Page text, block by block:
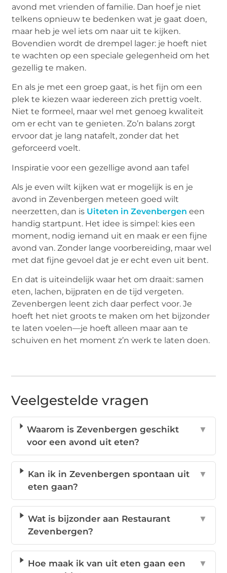
avond met vrienden of familie. Dan hoef je niet
telkens opnieuw te bedenken wat je gaat doen,
maar heb je wel iets om naar uit te kijken.
Bovendien wordt de drempel lager: je hoeft niet
te wachten op een speciale gelegenheid om het
gezellig te maken.
En als je met een groep gaat, is het fijn om een
plek te kiezen waar iedereen zich prettig voelt.
Niet te formeel, maar wel met genoeg kwaliteit
om er echt van te genieten. Zo’n balans zorgt
ervoor dat je lang natafelt, zonder dat het
geforceerd voelt.
Inspiratie voor een gezellige avond aan tafel
Als je even wilt kijken wat er mogelijk is en je
avond in Zevenbergen meteen goed wilt
neerzetten, dan is Uiteten in Zevenbergen een
handig startpunt. Het idee is simpel: kies een
moment, nodig iemand uit en maak er een fijne
avond van. Zonder lange voorbereiding, maar wel
met dat fijne gevoel dat je er echt even uit bent.
En dat is uiteindelijk waar het om draait: samen
eten, lachen, bijpraten en de tijd vergeten.
Zevenbergen leent zich daar perfect voor. Je
hoeft het niet groots te maken om het bijzonder
te laten voelen—je hoeft alleen maar aan te
schuiven en het moment z’n werk te laten doen.
Veelgestelde vragen
Waarom is Zevenbergen geschikt
voor een avond uit eten?
▼
Kan ik in Zevenbergen spontaan uit
eten gaan?
▼
Wat is bijzonder aan Restaurant
Zevenbergen?
▼
Hoe maak ik van uit eten gaan een
▼